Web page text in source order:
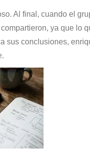
Al final, cuando el
ya que lo
sus conclusiones,